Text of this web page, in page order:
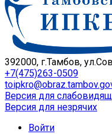
392000, г.Тамбов,
+7(475)263-0509
Версия для
Версия для незрячих
Войти